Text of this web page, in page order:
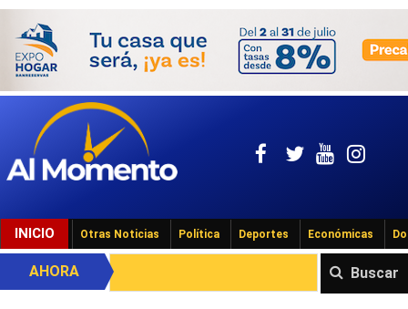
INICIO Otras Noticias Política Deportes Económicas
Buscar
AHORA